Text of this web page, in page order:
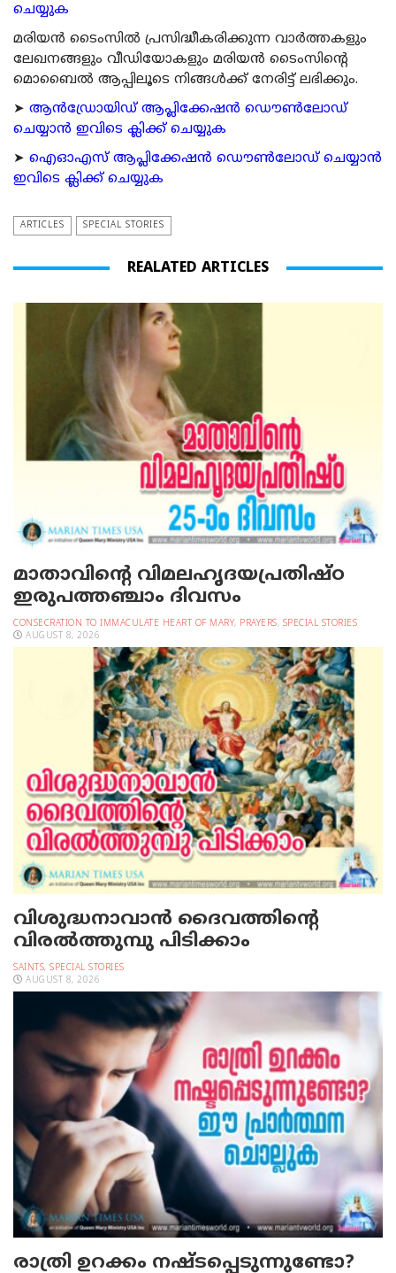
ചെയ്യുക
മരിയന്‍ ടൈംസില്‍ പ്രസിദ്ധീകരിക്കുന്ന വാര്‍ത്തകളും
ലേഖനങ്ങളും വീഡിയോകളും മരിയന്‍ ടൈംസിന്റെ
മൊബൈല്‍ ആപ്പിലൂടെ നിങ്ങള്‍ക്ക് നേരിട്ട് ലഭിക്കും.
➤ ആന്‍ഡ്രോയിഡ് ആപ്ലിക്കേഷന്‍ ഡൌണ്‍ലോഡ്
ചെയ്യാന്‍ ഇവിടെ ക്ലിക്ക് ചെയ്യുക
➤ ഐഓഎസ് ആപ്ലിക്കേഷന്‍ ഡൌണ്‍ലോഡ് ചെയ്യാന്‍
ഇവിടെ ക്ലിക്ക് ചെയ്യുക
ARTICLES SPECIAL STORIES
REALATED ARTICLES
മാതാവിന്റെ വിമലഹൃദയപ്രതിഷ്ഠ
ഇരുപത്തഞ്ചാം ദിവസം
CONSECRATION TO IMMACULATE HEART OF MARY, PRAYERS, SPECIAL STORIES
AUGUST 8, 2026
വിശുദ്ധനാവാന്‍ ദൈവത്തിന്റെ
വിരല്‍ത്തുമ്പു പിടിക്കാം
SAINTS, SPECIAL STORIES
AUGUST 8, 2026
രാത്രി ഉറക്കം നഷ്ടപ്പെടുന്നുണ്ടോ?